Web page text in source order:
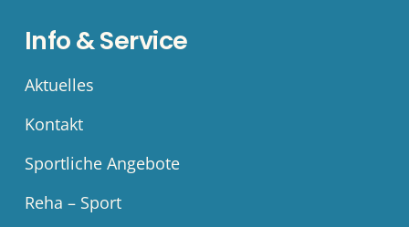
Info & Service
Aktuelles
Kontakt
Sportliche Angebote
Reha – Sport